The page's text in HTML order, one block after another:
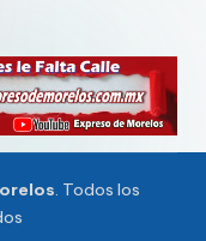
. Todos los